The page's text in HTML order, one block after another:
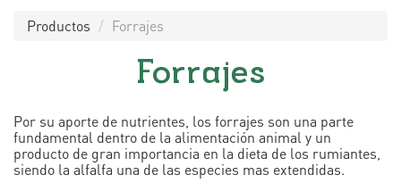
Productos Forrajes
Forrajes
Por su aporte de nutrientes, los forrajes son una parte
fundamental dentro de la alimentación animal y un
producto de gran importancia en la dieta de los rumiantes,
siendo la alfalfa una de las especies mas extendidas.